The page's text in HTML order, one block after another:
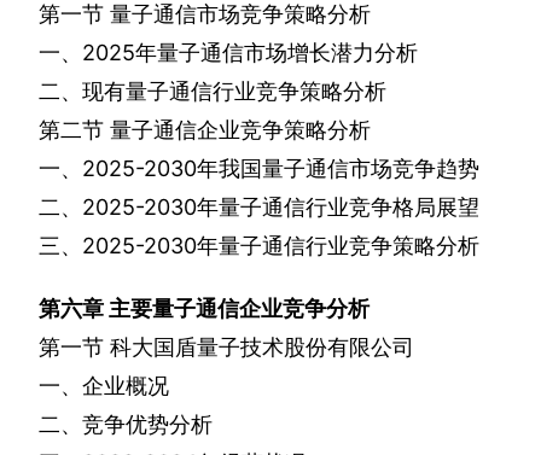
第一节 量子通信市场竞争策略分析
一、 2025年量子通信市场增长潜力分析
二、现有量子通信行业竞争策略分析
第二节 量子通信企业竞争策略分析
一、 2025-2030年我国量子通信市场竞争趋势
二、 2025-2030年量子通信行业竞争格局展望
三、 2025-2030年量子通信行业竞争策略分析
第六章 主要量子通信企业竞争分析
第一节 科大国盾量子技术股份有限公司
一、企业概况
二、竞争优势分析